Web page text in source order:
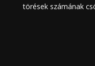
törések számának